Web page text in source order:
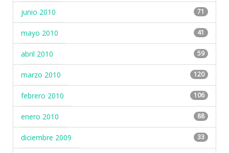
junio 2010 71
mayo 2010 41
abril 2010 59
marzo 2010 120
febrero 2010 106
enero 2010 88
diciembre 2009 33